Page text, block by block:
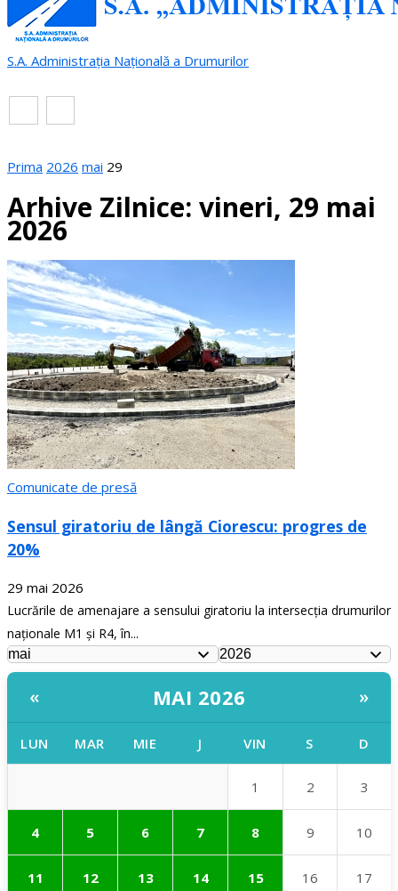
S.A. Administrația Națională a Drumurilor
Prima 2026 mai 29
Arhive Zilnice: vineri, 29 mai
2026
Comunicate de presă
Sensul giratoriu de lângă Ciorescu: progres de
20%
29 mai 2026
Lucrările de amenajare a sensului giratoriu la intersecția drumurilor
naționale M1 și R4, în...
« MAI 2026 »
LUN MAR MIE J VIN S D
1 2 3
4 5 6 7 8 9 10
11 12 13 14 15 16 17